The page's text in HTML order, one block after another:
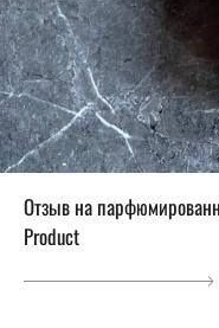
Отзыв на
Product